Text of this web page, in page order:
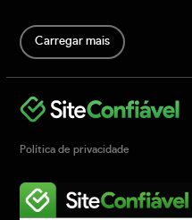
Carregar mais
Política de privacidade